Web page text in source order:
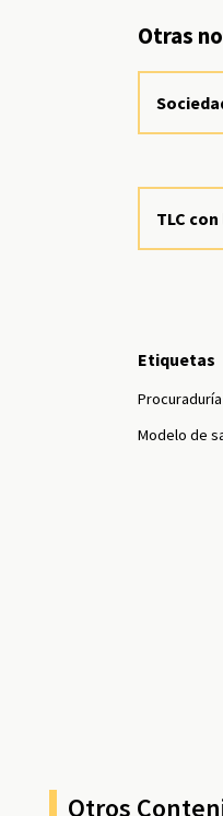
Otras
TLC
Etiquetas
Procuraduría
Modelo de
Otros